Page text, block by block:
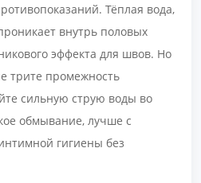
Тёплая вода,
внутрь половых
эффекта для швов. Но
трите промежность
сильную струю воды во
обмывание, лучше с
гигиены без